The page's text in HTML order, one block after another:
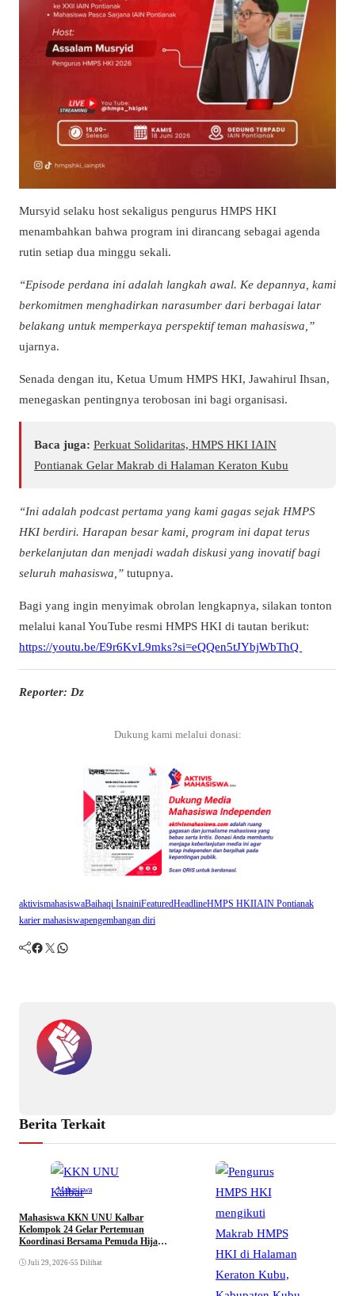
Mursyid selaku host sekaligus pengurus HMPS HKI
menambahkan bahwa program ini dirancang sebagai agenda
rutin setiap dua minggu sekali.
“Episode perdana ini adalah langkah awal. Ke depannya, kami
berkomitmen menghadirkan narasumber dari berbagai latar
belakang untuk memperkaya perspektif teman mahasiswa,”
ujarnya.
Senada dengan itu, Ketua Umum HMPS HKI, Jawahirul Ihsan,
menegaskan pentingnya terobosan ini bagi organisasi.
Baca juga: Perkuat Solidaritas, HMPS HKI IAIN
Pontianak Gelar Makrab di Halaman Keraton Kubu
“Ini adalah podcast pertama yang kami gagas sejak HMPS
HKI berdiri. Harapan besar kami, program ini dapat terus
berkelanjutan dan menjadi wadah diskusi yang inovatif bagi
seluruh mahasiswa,” tutupnya.
Bagi yang ingin menyimak obrolan lengkapnya, silakan tonton
melalui kanal YouTube resmi HMPS HKI di tautan berikut:
https://youtu.be/E9r6KvL9mks?si=eQQen5tJYbjWbThQ
Reporter: Dz
Dukung kami melalui donasi:
aktivismahasiswaBaihaqi IsnainiFeaturedHeadlineHMPS HKIIAIN Pontianak
karier mahasiswapengembangan diri
Facebook Twitter WhatsApp
Berita Terkait
Mahasiswa
Mahasiswa KKN UNU Kalbar
Kelompok 24 Gelar Pertemuan
Koordinasi Bersama Pemuda Hijau
Juli 29, 2026•55 Dilihat